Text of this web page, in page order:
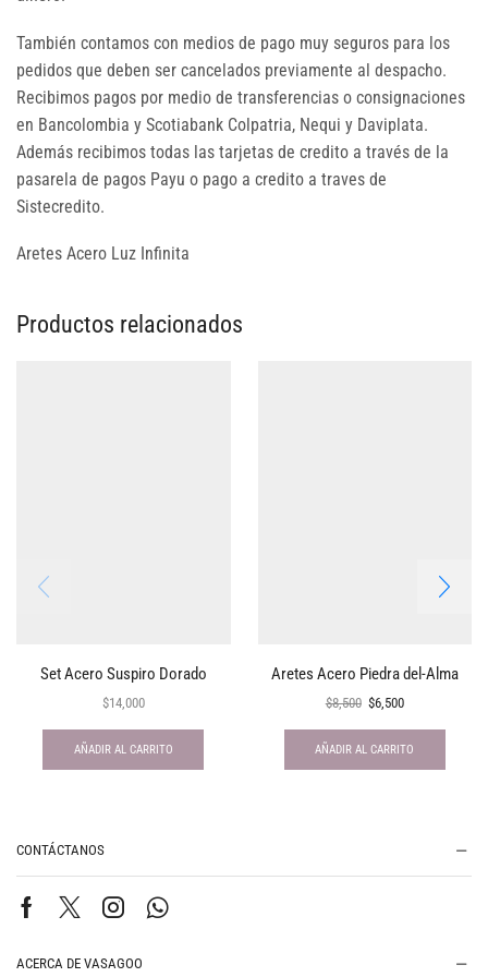
También contamos con medios de pago muy seguros para los
pedidos que deben ser cancelados previamente al despacho.
Recibimos pagos por medio de transferencias o consignaciones
en Bancolombia y Scotiabank Colpatria, Nequi y Daviplata.
Además recibimos todas las tarjetas de credito a través de la
pasarela de pagos Payu o pago a credito a traves de
Sistecredito.
Aretes Acero Luz Infinita
Productos relacionados
Set Acero Suspiro Dorado
$14,000
AÑADIR AL CARRITO
Aretes Acero Piedra del-Alma
$8,500 $6,500
AÑADIR AL CARRITO
CONTÁCTANOS
ACERCA DE VASAGOO